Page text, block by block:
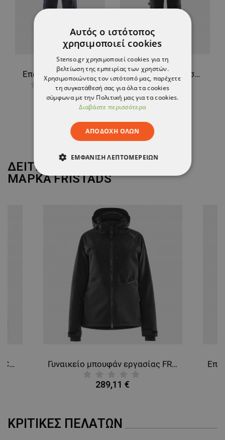
Επαγγελματικό πυρίμαχο παντελόνι για συγκόλληση FRISTADS FLAME WELDING DARK BLUE
206,18 €
Παντελόνι εργασίας FLEX CRAFTSMAN STRETCH BLACK
250,11 €
ΔΕΙΤΕ ΠΕΡΙΣΣΟΤΕΡΑ ΑΠΟ ΤΗ
ΜΑΡΚΑFRISTADS
Γυναικείο μπουφάν FRISTADS COPPER PILE FLEECE WHITE Γυναικείο μπουφάν εργασίας FRISTADS STRETCH WINTER BLACK
289,11 €
ΚΡΙΤΙΚΈΣ ΠΕΛΑΤΏΝ
Αυτός ο ιστότοπος
χρησιμοποιεί cookies
Stenso.gr χρησιμοποιεί cookies για τη
βελτίωση της εμπειρίας των χρηστών.
Χρησιμοποιώντας τον ιστότοπό μας, παρέχετε
τη συγκατάθεσή σας για όλα τα cookies
σύμφωνα με την Πολιτική μας για τα cookies.
Διαβάστε περισσότερα
ΑΠΟΔΟΧΉ ΌΛΩΝ
ΕΜΦΆΝΙΣΗ ΛΕΠΤΟΜΕΡΕΙΏΝ
ΑΠΟΛΎΤΩΣ ΑΠΑΡΑΊΤΗΤΑ
ΛΕΙΤΟΥΡΓΙΚΌΤΗΤΑΣ
ΜΗ ΤΑΞΙΝΟΜΗΜΈΝΑ